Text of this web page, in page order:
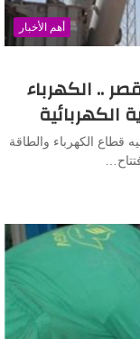
أهم الأخبار
.. الكهرباء
الكهربائية
قطاع الكهرباء والطاقة